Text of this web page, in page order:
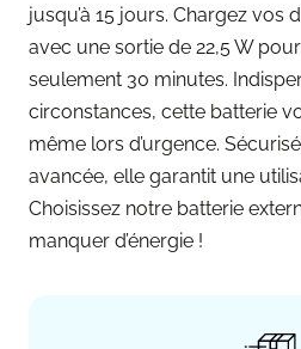
jusqu’à 15 jours. Chargez vos
avec une sortie de 22,5 W
seulement 30 minutes.
circonstances, cette batterie
même lors d’urgence.
avancée, elle garantit une
Choisissez notre batterie
manquer d’énergie !